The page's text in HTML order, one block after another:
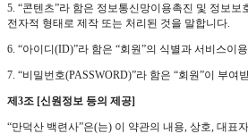
5. “콘텐츠”라 함은 정보통신망이용촉진 및 정보
전자적 형태로 제작 또는 처리된 것을 말합니다.
6. “아이디(ID)”라 함은 “회원”의 식별과 서비스이
7. “비밀번호(PASSWORD)”라 함은 “회원”이 부
제3조 [신원정보 등의 제공]
“만덕산 백련사”은(는) 이 약관의 내용, 상호, 대표